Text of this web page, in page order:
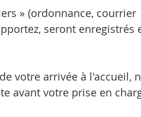
» (ordonnance, courrier
seront enregistrés
votre arrivée à l'accueil,
avant votre prise en